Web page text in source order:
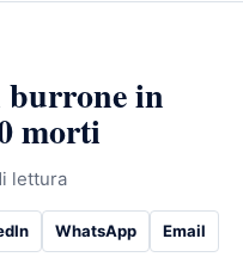
in
morti
lettura
WhatsApp Email